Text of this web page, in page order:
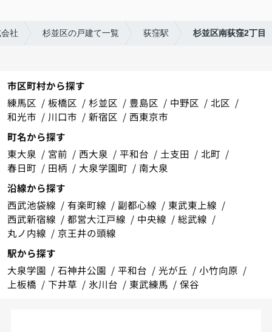
社 杉並区の戸建て一覧 荻窪駅 杉並区南荻窪2丁目
市区町村から探す
練馬区
板橋区 杉並区 豊島区 中野区
北区
和光市
川口市 新宿区
西東京市
町名から探す
東大泉
宮前 西大泉 平和台 土支田
北町
春日町
田柄 大泉学園町
南大泉
沿線から探す
西武池袋線
有楽町線 副都心線
東武東上線
西武新宿線
都営大江戸線 中央線
総武線
丸ノ内線
京王井の頭線
駅から探す
大泉学園
石神井公園 平和台 光が丘
小竹向原
上板橋
下井草 氷川台 東武練馬 保谷